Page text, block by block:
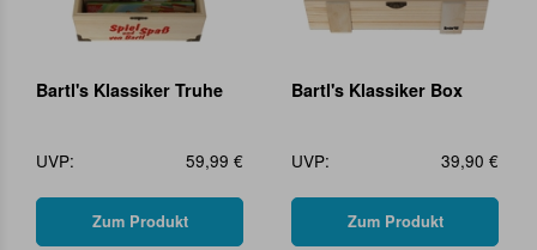
Bartl's Klassiker Truhe
UVP: 59,99 €
Zum Produkt
Bartl's Klassiker Box
UVP: 39,90 €
Zum Produkt